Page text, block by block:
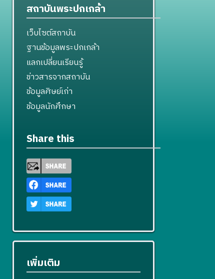
สถาบันพระปกเกล้า
เว็บไซต์สถาบัน
ฐานข้อมูลพระปกเกล้า
แลกเปลี่ยนเรียนรู้
ข่าวสารจากสถาบัน
ข้อมูลศิษย์เก่า
ข้อมูลนักศึกษา
Share this
เพิ่มเติม